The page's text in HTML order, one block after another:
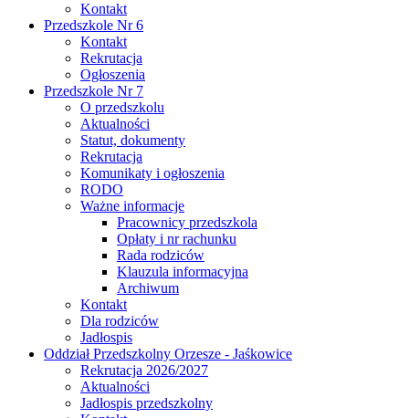
Kontakt
Przedszkole Nr 6
Kontakt
Rekrutacja
Ogłoszenia
Przedszkole Nr 7
O przedszkolu
Aktualności
Statut, dokumenty
Rekrutacja
Komunikaty i ogłoszenia
RODO
Ważne informacje
Pracownicy przedszkola
Opłaty i nr rachunku
Rada rodziców
Klauzula informacyjna
Archiwum
Kontakt
Dla rodziców
Jadłospis
Oddział Przedszkolny Orzesze - Jaśkowice
Rekrutacja 2026/2027
Aktualności
Jadłospis przedszkolny